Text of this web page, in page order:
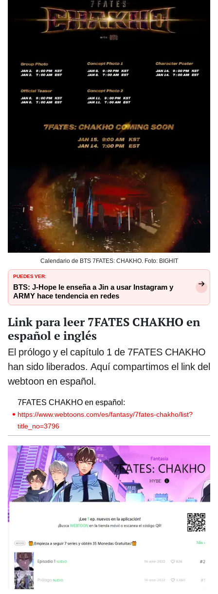
Calendario de BTS 7FATES: CHAKHO. Foto: BIGHIT
PUEDES VER:
BTS: J-Hope le enseña a Jin a usar Instagram y
ARMY hace tendencia en redes
Link para leer 7FATES CHAKHO en
español e inglés
El prólogo y el capítulo 1 de 7FATES CHAKHO
han sido liberados. Aquí compartimos el link del
webtoon en español.
7FATES CHAKHO en español:
https://www.webtoons.com/es/fantasy/7fates-chakho/list?
title_no=3796